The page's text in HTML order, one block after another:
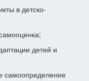
в детско-
детей и
самоопределение